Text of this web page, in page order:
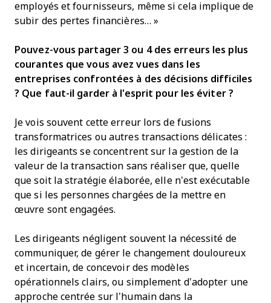
employés et fournisseurs, même si cela implique de
subir des pertes financières… »
Pouvez-vous partager 3 ou 4 des erreurs les plus
courantes que vous avez vues dans les
entreprises confrontées à des décisions difficiles
? Que faut-il garder à l'esprit pour les éviter ?
Je vois souvent cette erreur lors de fusions
transformatrices ou autres transactions délicates :
les dirigeants se concentrent sur la gestion de la
valeur de la transaction sans réaliser que, quelle
que soit la stratégie élaborée, elle n’est exécutable
que si les personnes chargées de la mettre en
œuvre sont engagées.
Les dirigeants négligent souvent la nécessité de
communiquer, de gérer le changement douloureux
et incertain, de concevoir des modèles
opérationnels clairs, ou simplement d’adopter une
approche centrée sur l’humain dans la